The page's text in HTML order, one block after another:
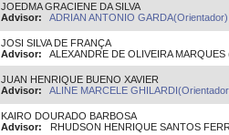
JOEDMA GRACIENE DA SILVA
Advisor:
ADRIAN ANTONIO GARDA(Orientador)
JOSI SILVA DE FRANÇA
Advisor: ALEXANDRE DE OLIVEIRA
JUAN HENRIQUE BUENO XAVIER
Advisor:
ALINE MARCELE
KAIRO DOURADO BARBOSA
Advisor: RHUDSON HENRIQUE SANTOS